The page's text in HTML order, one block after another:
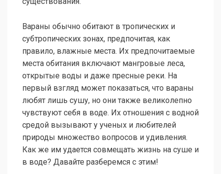
Вараны обычно обитают в тропических и
субтропических зонах, предпочитая, как
правило, влажные места. Их предпочитаемые
места обитания включают мангровые леса,
открытые воды и даже пресные реки. На
первый взгляд может показаться, что вараны
любят лишь сушу, но они также великолепно
чувствуют себя в воде. Их отношения с водной
средой вызывают у ученых и любителей
природы множество вопросов и удивления.
Как же им удается совмещать жизнь на суше и
в воде? Давайте разберемся с этим!